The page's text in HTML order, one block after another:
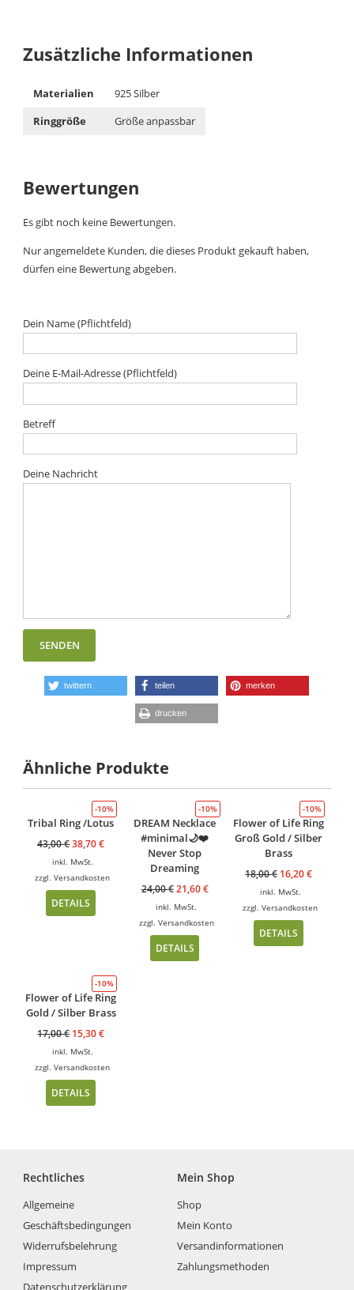
Zusätzliche Informationen
Materialien
925 Silber
Ringgröße
Größe anpassbar
Bewertungen
Es gibt noch keine Bewertungen.
Nur angemeldete Kunden, die dieses Produkt gekauft haben,
dürfen eine Bewertung abgeben.
Dein Name (Pflichtfeld)
Deine E-Mail-Adresse (Pflichtfeld)
Betreff
Deine Nachricht
twittern teilen merken
drucken
Ähnliche Produkte
-10%
Tribal Ring /Lotus
43,00€38,70€
inkl. MwSt.
zzgl.Versandkosten
DETAILS
-10%
DREAM Necklace
#minimal🌙❤️
Never Stop
Dreaming
24,00€ 21,60€
inkl. MwSt.
zzgl. Versandkosten
DETAILS
-10%
Flower of Life Ring
Groß Gold / Silber
Brass
18,00€ 16,20€
inkl. MwSt.
zzgl.Versandkosten
DETAILS
-10%
Flower of Life Ring
Gold / Silber Brass
17,00€ 15,30€
inkl. MwSt.
zzgl.Versandkosten
DETAILS
Rechtliches
Allgemeine
Geschäftsbedingungen
Widerrufsbelehrung
Impressum
Datenschutzerklärung
Mein Shop
Shop
Mein Konto
Versandinformationen
Zahlungsmethoden